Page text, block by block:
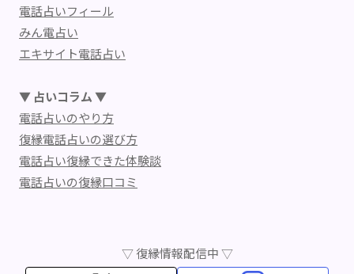
電話占いフィール
みん電占い
エキサイト電話占い
▼ 占いコラム ▼
電話占いのやり方
復縁電話占いの選び方
電話占い復縁できた体験談
電話占いの復縁口コミ
▽ 復縁情報配信中 ▽